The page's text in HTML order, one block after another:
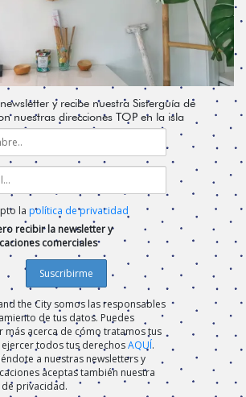
y recibe nuestra Sisterguía de
nuestras direcciones TOP en la isla
la política de privacidad
recibir la newsletter y
comerciales
the City somos las responsables
de tus datos. Puedes
más acerca de cómo tratamos tus
todos tus derechosAQUÍ.
a nuestras newsletters y
aceptas también nuestra
privacidad.